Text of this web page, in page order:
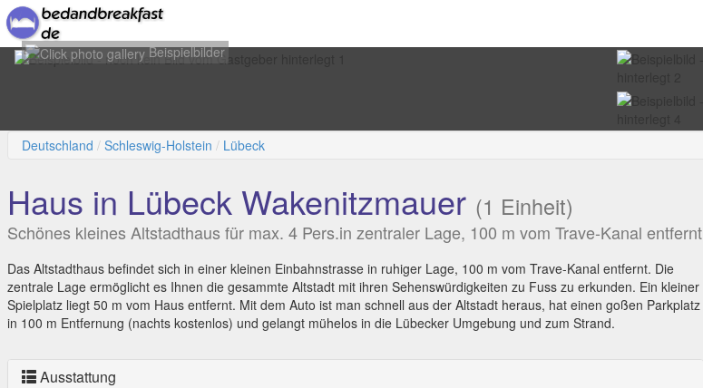
Beispielbilder
Deutschland Schleswig-Holstein Lübeck
Haus in Lübeck Wakenitzmauer (1 Einheit)
Schönes kleines Altstadthaus für max. 4 Pers.in zentraler Lage, 100 m vom Trave-Kanal entfernt
Das Altstadthaus befindet sich in einer kleinen Einbahnstrasse in ruhiger Lage, 100 m vom Trave-Kanal entfernt. Die
zentrale Lage ermöglicht es Ihnen die gesammte Altstadt mit ihren Sehenswürdigkeiten zu Fuss zu erkunden. Ein kleiner
Spielplatz liegt 50 m vom Haus entfernt. Mit dem Auto ist man schnell aus der Altstadt heraus, hat einen goßen Parkplatz
in 100 m Entfernung (nachts kostenlos) und gelangt mühelos in die Lübecker Umgebung und zum Strand.
Ausstattung